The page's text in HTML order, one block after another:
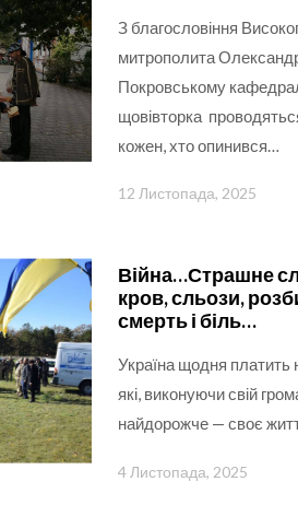
З благословіння
митрополита
Покровському
щовівторка
кожен, хто опинився…
12 Листопада, 2025
Війна…Страшне
кров, сльози,
смерть і біль…
Україна щодня платить
які, виконуючи свій
найдорожче — своє
4 Листопада, 2025